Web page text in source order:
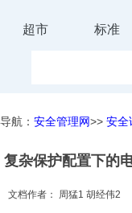
超市 标准
评价
生
环保
健康
导航： 安全管理网>> 安全
复杂保护配置下的
文档作者： 周猛1 胡经伟